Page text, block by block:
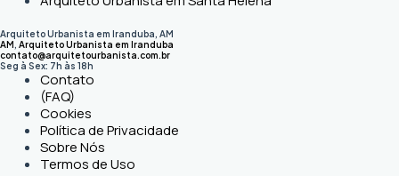
Arquiteto Urbanista em Iranduba, AM
AM, Arquiteto Urbanista em Iranduba
contato@arquitetourbanista.com.br
Seg à Sex: 7h às 18h
Contato
(FAQ)
Cookies
Política de Privacidade
Sobre Nós
Termos de Uso